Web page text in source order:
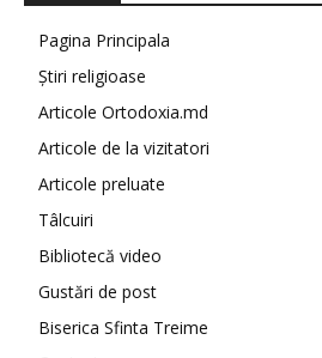
Pagina Principala
Știri religioase
Articole Ortodoxia.md
Articole de la vizitatori
Articole preluate
Tâlcuiri
Bibliotecă video
Gustări de post
Biserica Sfinta Treime